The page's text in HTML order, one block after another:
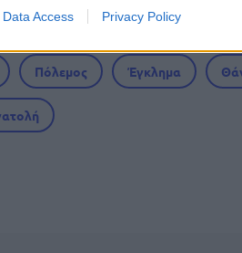
Data Access Privacy Policy
Πόλεμος Έγκλημα